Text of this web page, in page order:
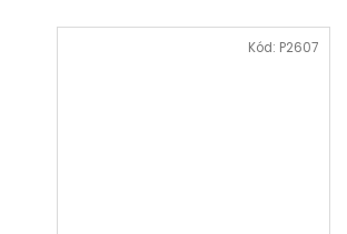
Kód: P2607